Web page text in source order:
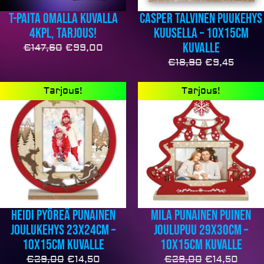
T-paita omalla kuvalla
4kpl, TARJOUS!
€147,60 €99,00
Casper talvinen puukehys
kuusella – 10x15cm
kuvalle
€18,90 €9,45
Tarjous!
Heidi pyöreä punainen
joulukehys 23x24cm –
10x15cm kuvalle
€29,00
Alkuperäinen
hinta
oli:
€29,00.
€14,50
hinta
on:
€14,50.
Tarjous!
Mila punainen puinen
joulupuu 29x30cm –
10x15cm kuvalle
€29,00
hinta
oli:
€29,00.
€14,50
hinta